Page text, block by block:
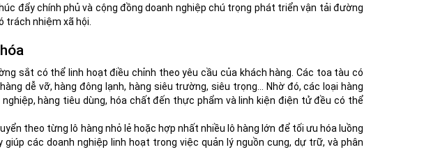
đẩy chính phủ và cộng đồng doanh nghiệp chú trọng phát triển vận tải đường
trách nhiệm xã hội.
sắt có thể linh hoạt điều chỉnh theo yêu cầu của khách hàng. Các toa tàu có
dễ vỡ, hàng đông lạnh, hàng siêu trường, siêu trọng… Nhờ đó, các loại hàng
hàng tiêu dùng, hóa chất đến thực phẩm và linh kiện điện tử đều có thể
theo từng lô hàng nhỏ lẻ hoặc hợp nhất nhiều lô hàng lớn để tối ưu hóa luồng
các doanh nghiệp linh hoạt trong việc quản lý nguồn cung, dự trữ, và phân